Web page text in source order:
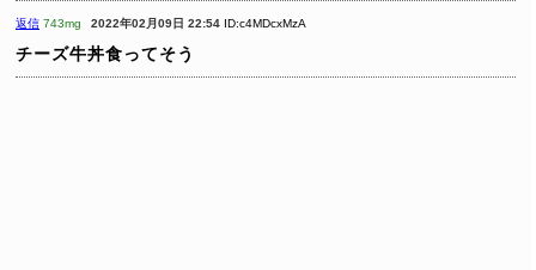
返信 743mg 2022年02月09日 22:54 ID:c4MDcxMzA
チーズ牛丼食ってそう